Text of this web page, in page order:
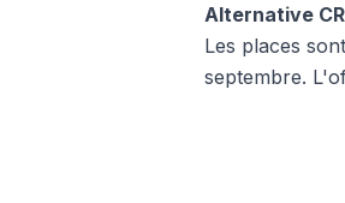
Alternative
Les places
septembre.